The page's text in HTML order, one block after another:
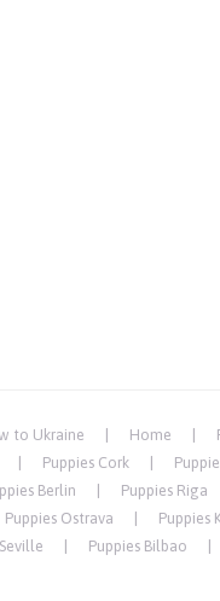
to Ukraine Home
Puppies Cork
Berlin Puppies Riga
Puppies Ostrava Puppies
Puppies Bilbao